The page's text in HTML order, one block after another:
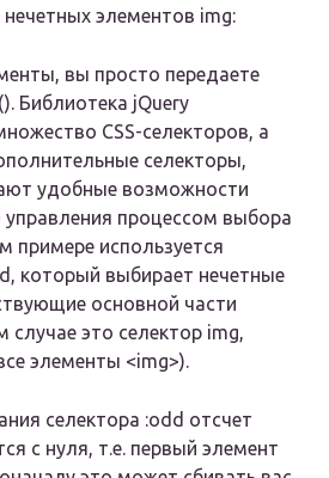
элементов img:
вы просто передаете
Библиотека jQuery
CSS-селекторов, а
селекторы,
удобные возможности
управления процессом выбора
примере используется
который выбирает нечетные
основной части
случае это селектор img,
элементы <img>).
селектора :odd отсчет
с нуля, т.е. первый элемент